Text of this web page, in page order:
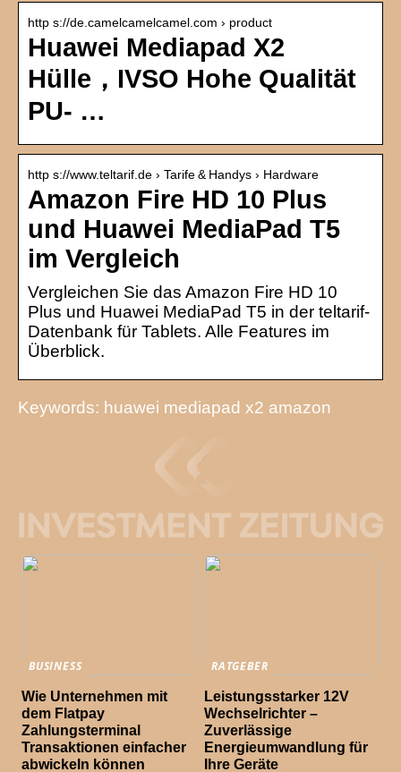
http s://de.camelcamelcamel.com › product
Huawei Mediapad X2
Hülle，IVSO Hohe Qualität
PU- …
http s://www.teltarif.de › Tarife & Handys › Hardware
Amazon Fire HD 10 Plus
und Huawei MediaPad T5
im Vergleich
Vergleichen Sie das Amazon Fire HD 10
Plus und Huawei MediaPad T5 in der teltarif-
Datenbank für Tablets. Alle Features im
Überblick.
Keywords: huawei mediapad x2 amazon
BUSINESS
Wie Unternehmen mit
dem Flatpay
Zahlungsterminal
Transaktionen einfacher
abwickeln können
RATGEBER
Leistungsstarker 12V
Wechselrichter –
Zuverlässige
Energieumwandlung für
Ihre Geräte